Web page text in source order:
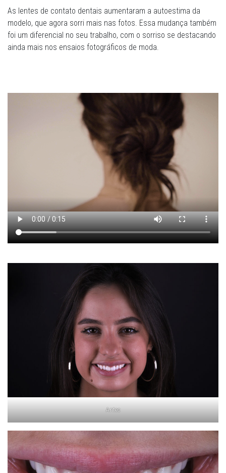
As lentes de contato dentais aumentaram a autoestima da
modelo, que agora sorri mais nas fotos. Essa mudança também
foi um diferencial no seu trabalho, com o sorriso se destacando
ainda mais nos ensaios fotográficos de moda.
Antes